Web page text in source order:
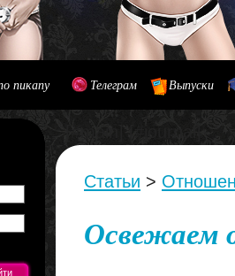
пикапу Телеграм Выпуски
Статьи >
Освежаем